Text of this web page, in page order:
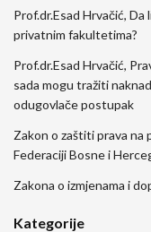
Prof.dr.Esad Hrvačić,
privatnim fakultetima?
Prof.dr.Esad Hrvačić,
sada mogu tražiti
odugovlače postupak
Zakon o zaštiti prava na
Federaciji Bosne i
Zakona o izmjenama i
Kategorije